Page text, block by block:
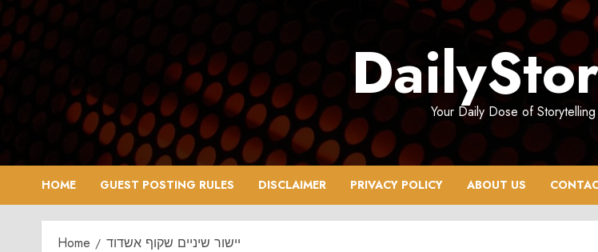
Skip
to
content
Your Daily Dose of
HOME GUEST POSTING RULES DISCLAIMER PRIVACY POLICY ABOUT US
Home יישור שיניים שקוף אשדוד